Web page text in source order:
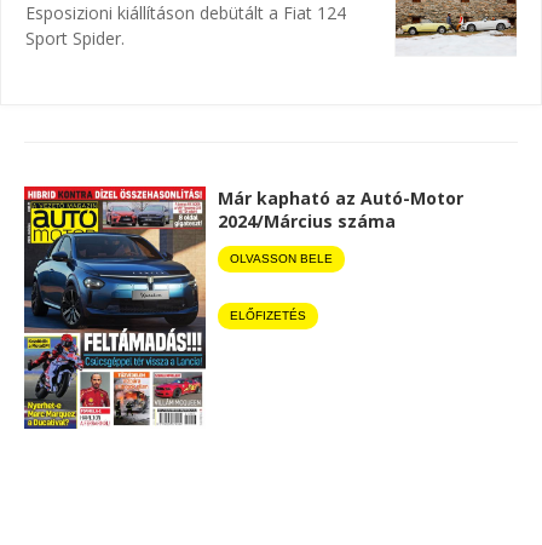
Esposizioni kiállításon debütált a Fiat 124
Sport Spider.
Már kapható az Autó-Motor
2024/Március száma
OLVASSON BELE
ELŐFIZETÉS